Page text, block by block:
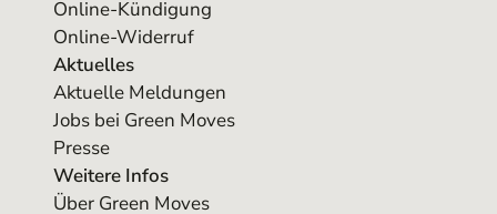
Online-Kündigung
Online-Widerruf
Aktuelles
Aktuelle Meldungen
Jobs bei Green Moves
Presse
Weitere Infos
Über Green Moves